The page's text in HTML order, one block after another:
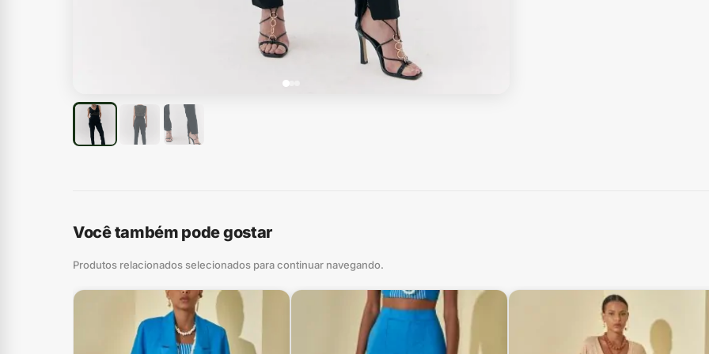
Você também pode gostar
Produtos relacionados selecionados para continuar navegando.